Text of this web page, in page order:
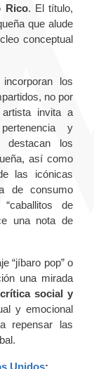
Rico. El título,
que alude
conceptual
los
no por
invita a
y
destacan los
así como
las icónicas
de consumo
de
una nota de
“jíbaro pop” o
una mirada
social y
y emocional
repensar las